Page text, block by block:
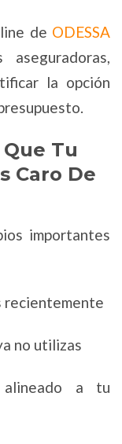
de ODESSA
la opción
Tu
Caro De
importantes
recientemente
no utilizas
a tu